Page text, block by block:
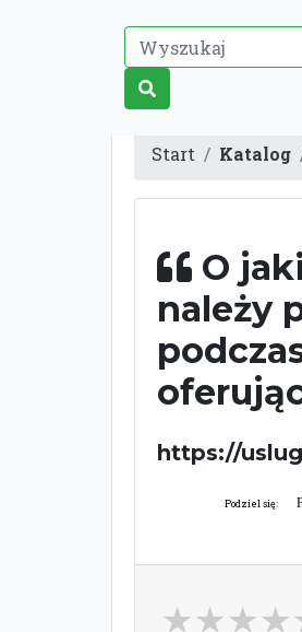
Start Katalog
O
należy
https://
Podziel się: